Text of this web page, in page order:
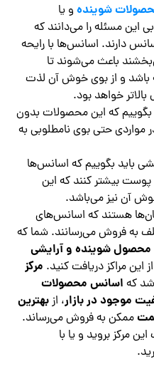
شوینده و یا
این مسئله را می‌دانند که
دارند. اسانس‌ها با رایحه
باعث می‌شوند تا
و از بوی خوش آن لذت
خواهد بود.
بگوییم که این محصولات بدون
حتی بوی نامطلوبی به
باید بگوییم که اسانس‌ها
پوست بیشتر کنند که این
آن نیز می‌باشد.
هستند که اسانس‌های
به فروش می‌رسانند. شما که
محصول شوینده و آرایشی
این مراکز دریافت کنید. مرکز
که اسانس محصولات
موجود در بازار، ازبهترین
ممکن به فروش می‌رساند.
مرکز بروید و یا با